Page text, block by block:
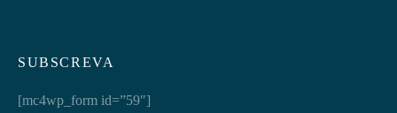
SUBSCREVA
[mc4wp_form id=”59″]